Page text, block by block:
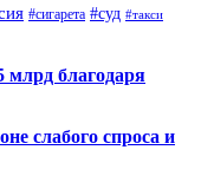
#сигарета #суд #такси
млрд благодаря
слабого спроса и